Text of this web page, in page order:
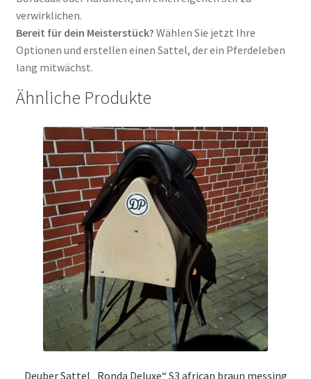
verwirklichen.
Bereit für dein Meisterstück? Wählen Sie jetzt Ihre
Optionen und erstellen einen Sattel, der ein Pferdeleben
lang mitwächst.
Ähnliche Produkte
Deuber Sattel „Ronda Deluxe“ S3 african braun messing